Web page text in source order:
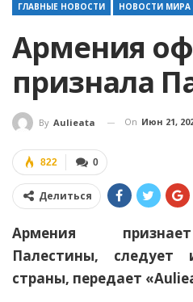
ГЛАВНЫЕ НОВОСТИ НОВОСТИ МИРА
Армения
признала
By Aulieata On Июн 21,
0
822
Делиться
Армения
Палестины,
страны, передает